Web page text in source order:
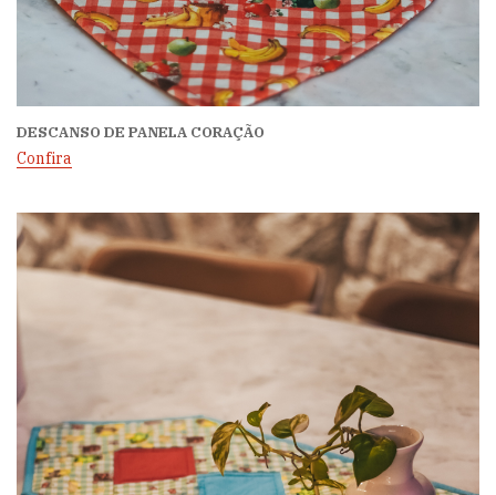
DESCANSO DE PANELA CORAÇÃO
Confira